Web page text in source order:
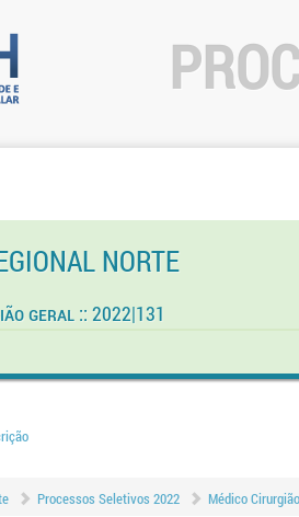
NORTE
Geral :: 2022|131
Processos Seletivos 2022 Médico